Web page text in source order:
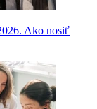
Ako nosiť